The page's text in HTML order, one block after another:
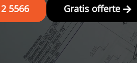
5566 Gratis offerte